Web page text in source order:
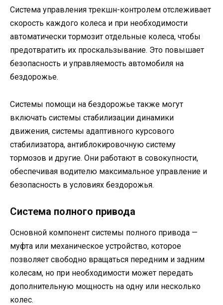
Система управления трекшн-контролем отслеживает
скорость каждого колеса и при необходимости
автоматически тормозит отдельные колеса, чтобы
предотвратить их проскальзывание. Это повышает
безопасность и управляемость автомобиля на
бездорожье.
Системы помощи на бездорожье также могут
включать системы стабилизации динамики
движения, системы адаптивного курсового
стабилизатора, антиблокировочную систему
тормозов и другие. Они работают в совокупности,
обеспечивая водителю максимальное управление и
безопасность в условиях бездорожья.
Система полного привода
Основной компонент системы полного привода —
муфта или механическое устройство, которое
позволяет свободно вращаться передним и задним
колесам, но при необходимости может передать
дополнительную мощность на одну или несколько
колес.